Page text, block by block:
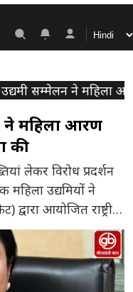
उद्यमी सम्मेलन ने महिला
ने महिला आरक्षण
की
लेकर विरोध प्रदर्शन
उद्यमियों ने
आयोजित राष्ट्रीय
में कल महिला आरक्षण
दलों के प्रति गहरा